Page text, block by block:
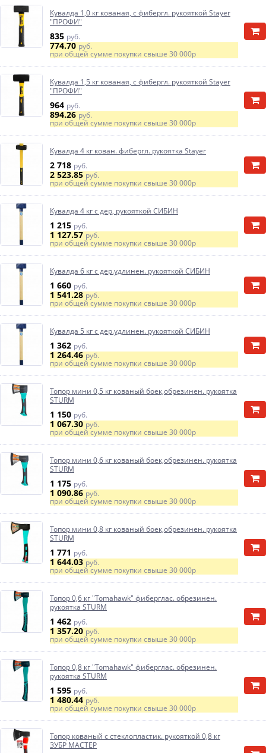
Кувалда 1,0 кг кованая, с фибергл. рукояткой Stayer
"ПРОФИ"
835 руб.
774.70руб.
при общей сумме покупки свыше 30 000р
Кувалда 1,5 кг кованая, с фибергл. рукояткой Stayer
"ПРОФИ"
964 руб.
894.26руб.
при общей сумме покупки свыше 30 000р
Кувалда 4 кг кован. фибергл. рукоятка Stayer
2 718 руб.
2 523.85руб.
при общей сумме покупки свыше 30 000р
Кувалда 4 кг с дер, рукояткой СИБИН
1 215 руб.
1 127.57руб.
при общей сумме покупки свыше 30 000р
Кувалда 6 кг с дер.удлинен. рукояткой СИБИН
1 660 руб.
1 541.28руб.
при общей сумме покупки свыше 30 000р
Кувалда 5 кг с дер.удлинен. рукояткой СИБИН
1 362 руб.
1 264.46руб.
при общей сумме покупки свыше 30 000р
Топор мини 0,5 кг кованый боек,обрезинен. рукоятка
STURM
1 150 руб.
1 067.30руб.
при общей сумме покупки свыше 30 000р
Топор мини 0,6 кг кованый боек,обрезинен. рукоятка
STURM
1 175 руб.
1 090.86руб.
при общей сумме покупки свыше 30 000р
Топор мини 0,8 кг кованый боек,обрезинен. рукоятка
STURM
1 771 руб.
1 644.03руб.
при общей сумме покупки свыше 30 000р
Топор 0,6 кг "Tomahawk" фиберглас. обрезинен.
рукоятка STURM
1 462 руб.
1 357.20руб.
при общей сумме покупки свыше 30 000р
Топор 0,8 кг "Tomahawk" фиберглас. обрезинен.
рукоятка STURM
1 595 руб.
1 480.44руб.
при общей сумме покупки свыше 30 000р
Топор кованый с стеклопластик. рукояткой 0,8 кг
ЗУБР МАСТЕР